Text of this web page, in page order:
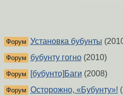
Форум Установка бубунты
Форум бубунту гогно(2010)
Форум [бубунто]Баги (2008)
Форум Осторожно, «Бубунту»!